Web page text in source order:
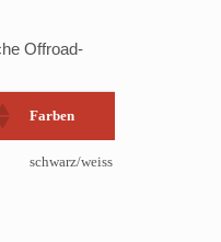
Offroad-
Farben
schwarz/weiss